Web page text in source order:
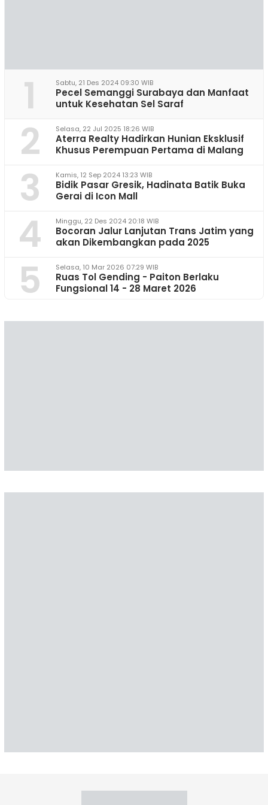
1 Sabtu, 21 Des 2024 09:30 WIB
Pecel Semanggi Surabaya dan Manfaat
untuk Kesehatan Sel Saraf
2 Selasa, 22 Jul 2025 18:26 WIB
Aterra Realty Hadirkan Hunian Eksklusif
Khusus Perempuan Pertama di Malang
3 Kamis, 12 Sep 2024 13:23 WIB
Bidik Pasar Gresik, Hadinata Batik Buka
Gerai di Icon Mall
4 Minggu, 22 Des 2024 20:18 WIB
Bocoran Jalur Lanjutan Trans Jatim yang
akan Dikembangkan pada 2025
5 Selasa, 10 Mar 2026 07:29 WIB
Ruas Tol Gending - Paiton Berlaku
Fungsional 14 - 28 Maret 2026